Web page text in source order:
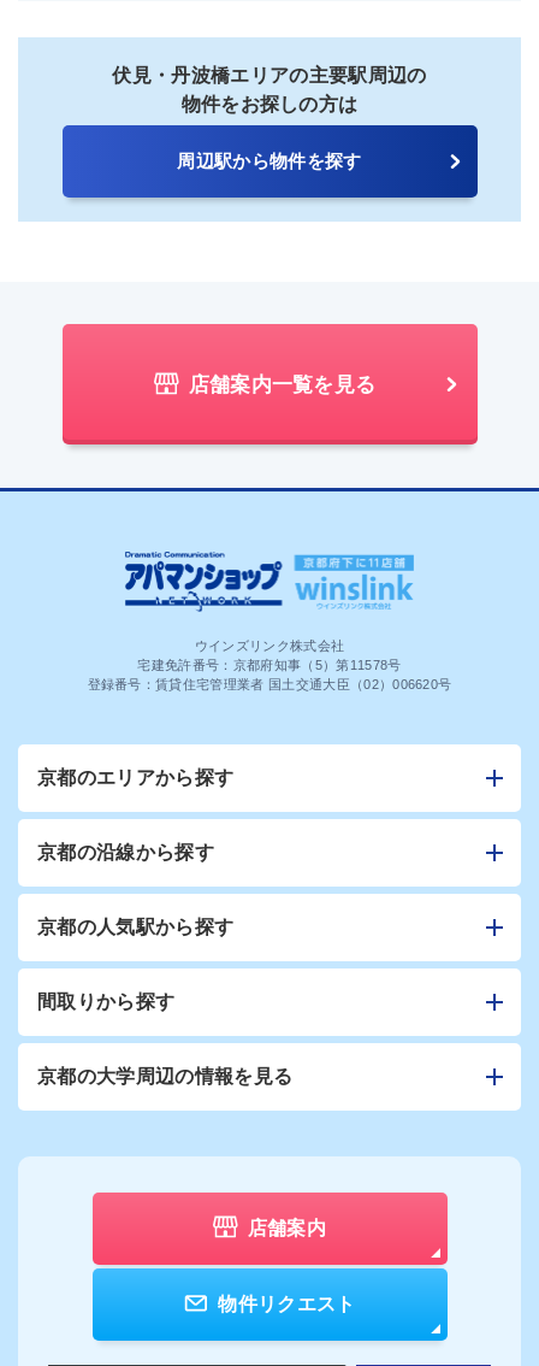
伏見・丹波橋エリアの主要駅周辺の
物件をお探しの方は
周辺駅から物件を探す
店舗案内一覧を見る
ウインズリンク株式会社
宅建免許番号：京都府知事（5）第11578号
登録番号：賃貸住宅管理業者 国土交通大臣（02）006620号
京都のエリアから探す
京都の沿線から探す
京都の人気駅から探す
間取りから探す
京都の大学周辺の情報を見る
店舗案内
物件リクエスト